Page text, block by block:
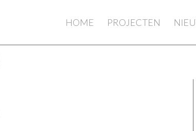
HOME PROJECTEN